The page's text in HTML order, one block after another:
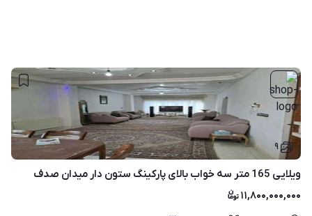
۹
ویلایی 165 متر سه خواب بالای پارکینگ ستون دار میدان صدف
۱۱,۸۰۰,۰۰۰,۰۰۰